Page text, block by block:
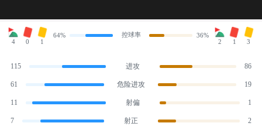
4 0 1
64% 控球率
36%
2
1 3
115 进攻 86
61 危险进攻 19
11 射偏 1
7 射正 2